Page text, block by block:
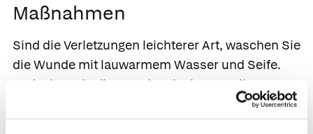
Maßnahmen
Sind die Verletzungen leichterer Art, waschen Sie
die Wunde mit lauwarmem Wasser und Seife.
Bedecken Sie die Wunde mit einer sterilen
Infizierte Wunden
erkennt man an einer Schwellung und Rötung,